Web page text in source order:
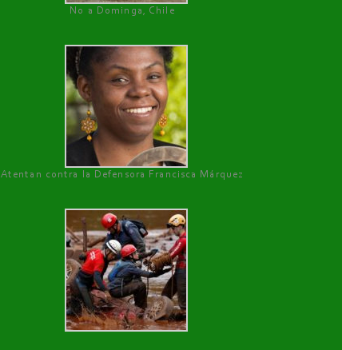
No a Dominga, Chile
Atentan contra la Defensora Francisca Márquez